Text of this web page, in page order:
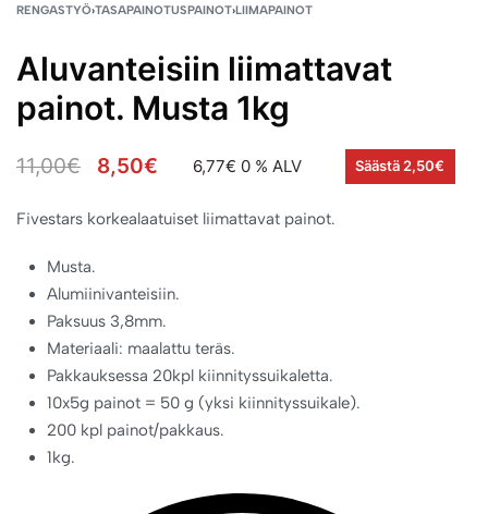
RENGASTYÖ›TASAPAINOTUSPAINOT›LIIMAPAINOT
Aluvanteisiin liimattavat
painot. Musta 1kg
11,00€ 8,50€ 6,77€ 0 % ALV Säästä 2,50€
Fivestars korkealaatuiset liimattavat painot.
Musta.
Alumiinivanteisiin.
Paksuus 3,8mm.
Materiaali: maalattu teräs.
Pakkauksessa 20kpl kiinnityssuikaletta.
10x5g painot = 50 g (yksi kiinnityssuikale).
200 kpl painot/pakkaus.
1kg.